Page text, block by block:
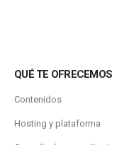
QUÉ TE OFRECEMOS
Contenidos
Hosting y plataforma